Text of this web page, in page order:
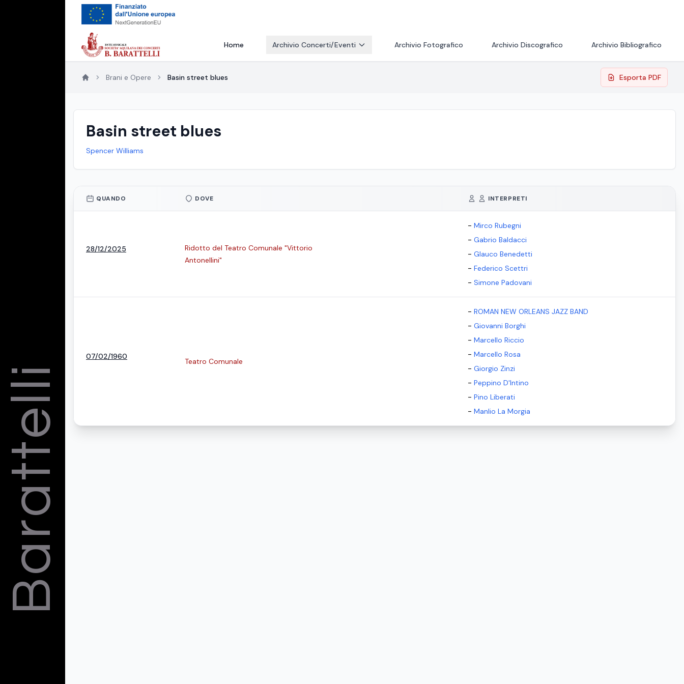
Barattelli
Home Archivio Concerti/Eventi Archivio Fotografico Archivio Discografico Archivio Bibliografico
Brani e Opere Basin street blues Esporta PDF
Basin street blues
Spencer Williams
QUANDO DOVE INTERPRETI
28/12/2025
Ridotto del Teatro Comunale "Vittorio
Antonellini"
- Mirco Rubegni
- Gabrio Baldacci
- Glauco Benedetti
- Federico Scettri
- Simone Padovani
07/02/1960
Teatro Comunale
- ROMAN NEW ORLEANS JAZZ BAND
- Giovanni Borghi
- Marcello Riccio
- Marcello Rosa
- Giorgio Zinzi
- Peppino D'Intino
- Pino Liberati
- Manlio La Morgia